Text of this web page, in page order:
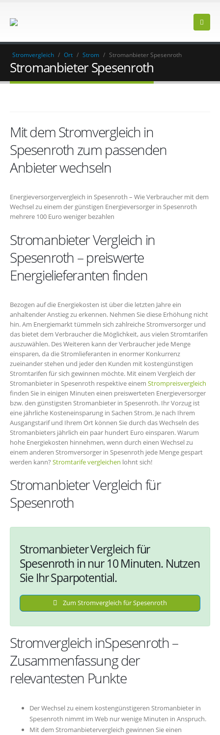
Stromvergleich / Ort / Strom / Stromanbieter Spesenroth
Stromanbieter Spesenroth
Mit dem Stromvergleich in
Spesenroth zum passenden
Anbieter wechseln
Energieversorgervergleich in Spesenroth – Wie Verbraucher mit dem
Wechsel zu einem der günstigen Energieversorger in Spesenroth
mehrere 100 Euro weniger bezahlen
Stromanbieter Vergleich in
Spesenroth – preiswerte
Energielieferanten finden
Bezogen auf die Energiekosten ist über die letzten Jahre ein
anhaltender Anstieg zu erkennen. Nehmen Sie diese Erhöhung nicht
hin. Am Energiemarkt tümmeln sich zahlreiche Stromversorger und
das bietet dem Verbraucher die Möglichkeit, aus vielen Stromtarifen
auszuwählen. Des Weiteren kann der Verbraucher jede Menge
einsparen, da die Stromlieferanten in enormer Konkurrenz
zueinander stehen und jeder den Kunden mit kostengünstigen
Stromtarifen für sich gewinnen möchte. Mit einem Vergleich der
Stromanbieter in Spesenroth respektive einem Strompreisvergleich
finden Sie in einigen Minuten einen preiswerteten Energieversorger
bzw. den günstigsten Stromanbieter in Spesenroth. Ihr Vorzug ist
eine jährliche Kosteneinsparung in Sachen Strom. Je nach Ihrem
Ausgangstarif und Ihrem Ort können Sie durch das Wechseln des
Stromanbieters jährlich ein paar hundert Euro einsparen. Warum
hohe Energiekosten hinnehmen, wenn durch einen Wechsel zu
einem anderen Stromversorger in Spesenroth jede Menge gespart
werden kann? Stromtarife vergleichen lohnt sich!
Stromanbieter Vergleich für
Spesenroth
Stromanbieter Vergleich für
Spesenroth in nur 10 Minuten. Nutzen
Sie Ihr Sparpotential.
Zum Stromvergleich für Spesenroth
Stromvergleich inSpesenroth –
Zusammenfassung der
relevantesten Punkte
Der Wechsel zu einem kostengünstigeren Stromanbieter in
Spesenroth nimmt im Web nur wenige Minuten in Anspruch.
Mit dem Stromanbietervergleich gewinnen Sie einen